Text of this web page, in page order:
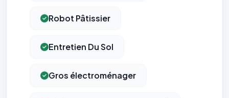
Robot Pâtissier
Entretien Du Sol
Gros électroménager